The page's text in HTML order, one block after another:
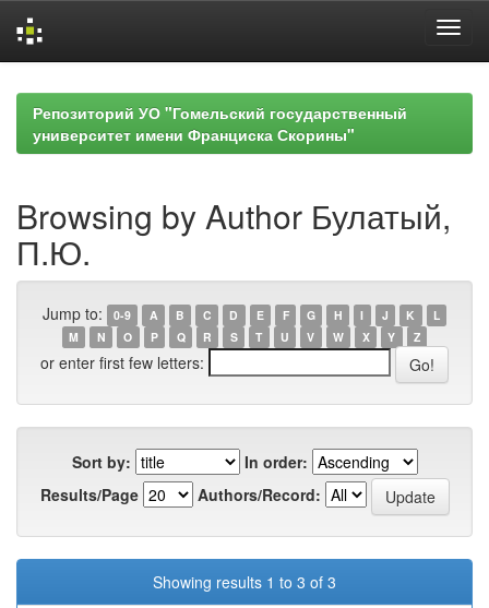
navigationРепозиторий УО "Гомельский государственный
университет имени Франциска Скорины"
Browsing by Author Булатый,
П.Ю.
Jump to: 0-9 A B C D E F G H I J K
L
M
N O P Q R S T U V W X Y Z
or enter first few letters:
Sort by:
In order:
Results/Page
Authors/Record:
Showing results 1 to 3 of 3